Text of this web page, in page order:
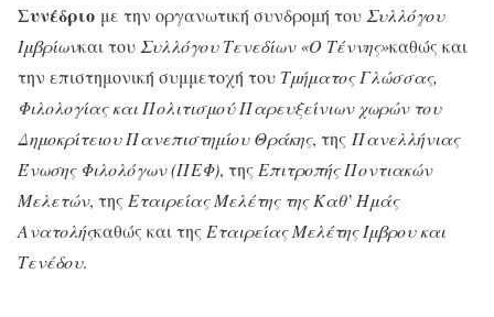
Συνέδριο με την οργανωτική συνδρομή του Συλλόγου
Ιμβρίωνκαι του Συλλόγου Τενεδίων «Ο Τέννης»καθώς και
την επιστημονική συμμετοχή του Τμήματος Γλώσσας,
Φιλολογίας και Πολιτισμού Παρευξείνιων χωρών του
Δημοκρίτειου Πανεπιστημίου Θράκης, της Πανελλήνιας
Ένωσης Φιλολόγων (ΠΕΦ), της Επιτροπής Ποντιακών
Μελετών, της Εταιρείας Μελέτης της Καθ’ Ημάς
Ανατολήςκαθώς και της Εταιρείας Μελέτης Ίμβρου και
Τενέδου.